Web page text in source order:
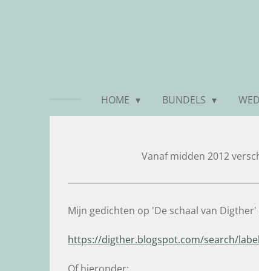
HOME BUNDELS
Vanaf midden 2012
Mijn gedichten op 'De schaal van
https://digther.blogspot.com/search/